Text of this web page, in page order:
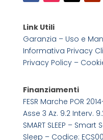
Link Utili
Garanzia – Uso e
Informativa Privacy
Privacy Policy –
Finanziamenti
FESR Marche POR
Asse 3 Az. 9.2 Interv.
SMART SLEEP –
Sleep – Codice: